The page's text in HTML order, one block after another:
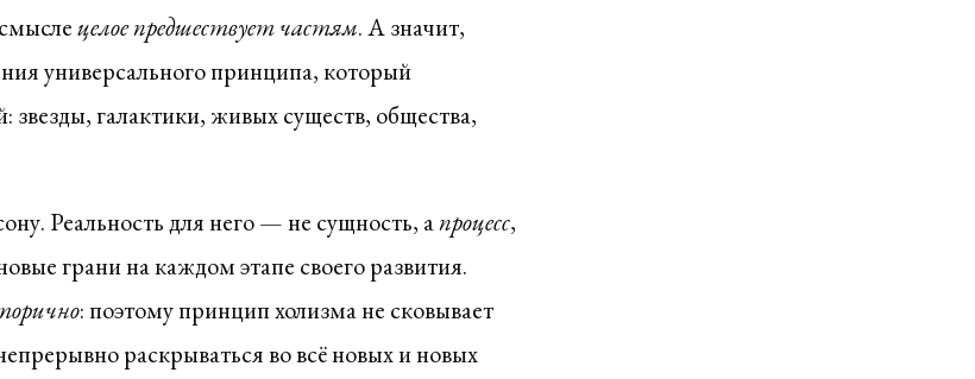
целое предшествует частям. А значит,
универсального принципа, который
звезды, галактики, живых существ, общества,
Реальность для него — не сущность, апроцесс,
грани на каждом этапе своего развития.
: поэтому принцип холизма не сковывает
раскрываться во всё новых и новых